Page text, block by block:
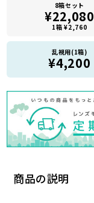
商品の説明
8箱セット
¥22,080
1箱 ¥2,760
乱視用(1箱)
¥4,200